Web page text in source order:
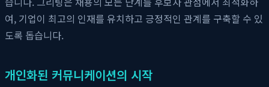
여, 기업이 최고의 인재를 유치하고 긍정적인 관계를 구축할 수 있
도록 돕습니다.
개인화된 커뮤니케이션의 시작